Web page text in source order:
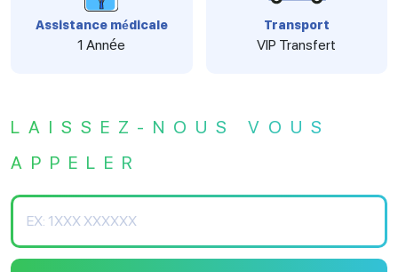
Assistance médicale
1 Année
Transport
VIP Transfert
LAISSEZ-NOUS VOUS
APPELER